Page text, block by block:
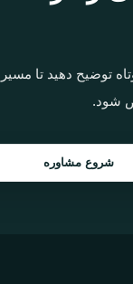
توضیح دهید تا
شود.
شروع مشاوره